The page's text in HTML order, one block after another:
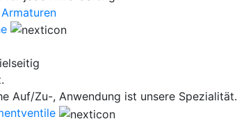
Auf/Zu-, Anwendung ist unsere Spezialität.